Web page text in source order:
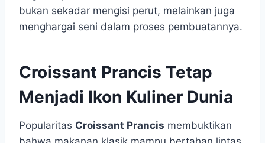
bukan sekadar mengisi perut, melainkan juga
menghargai seni dalam proses pembuatannya.
Croissant Prancis Tetap
Menjadi Ikon Kuliner Dunia
Popularitas Croissant Prancis membuktikan